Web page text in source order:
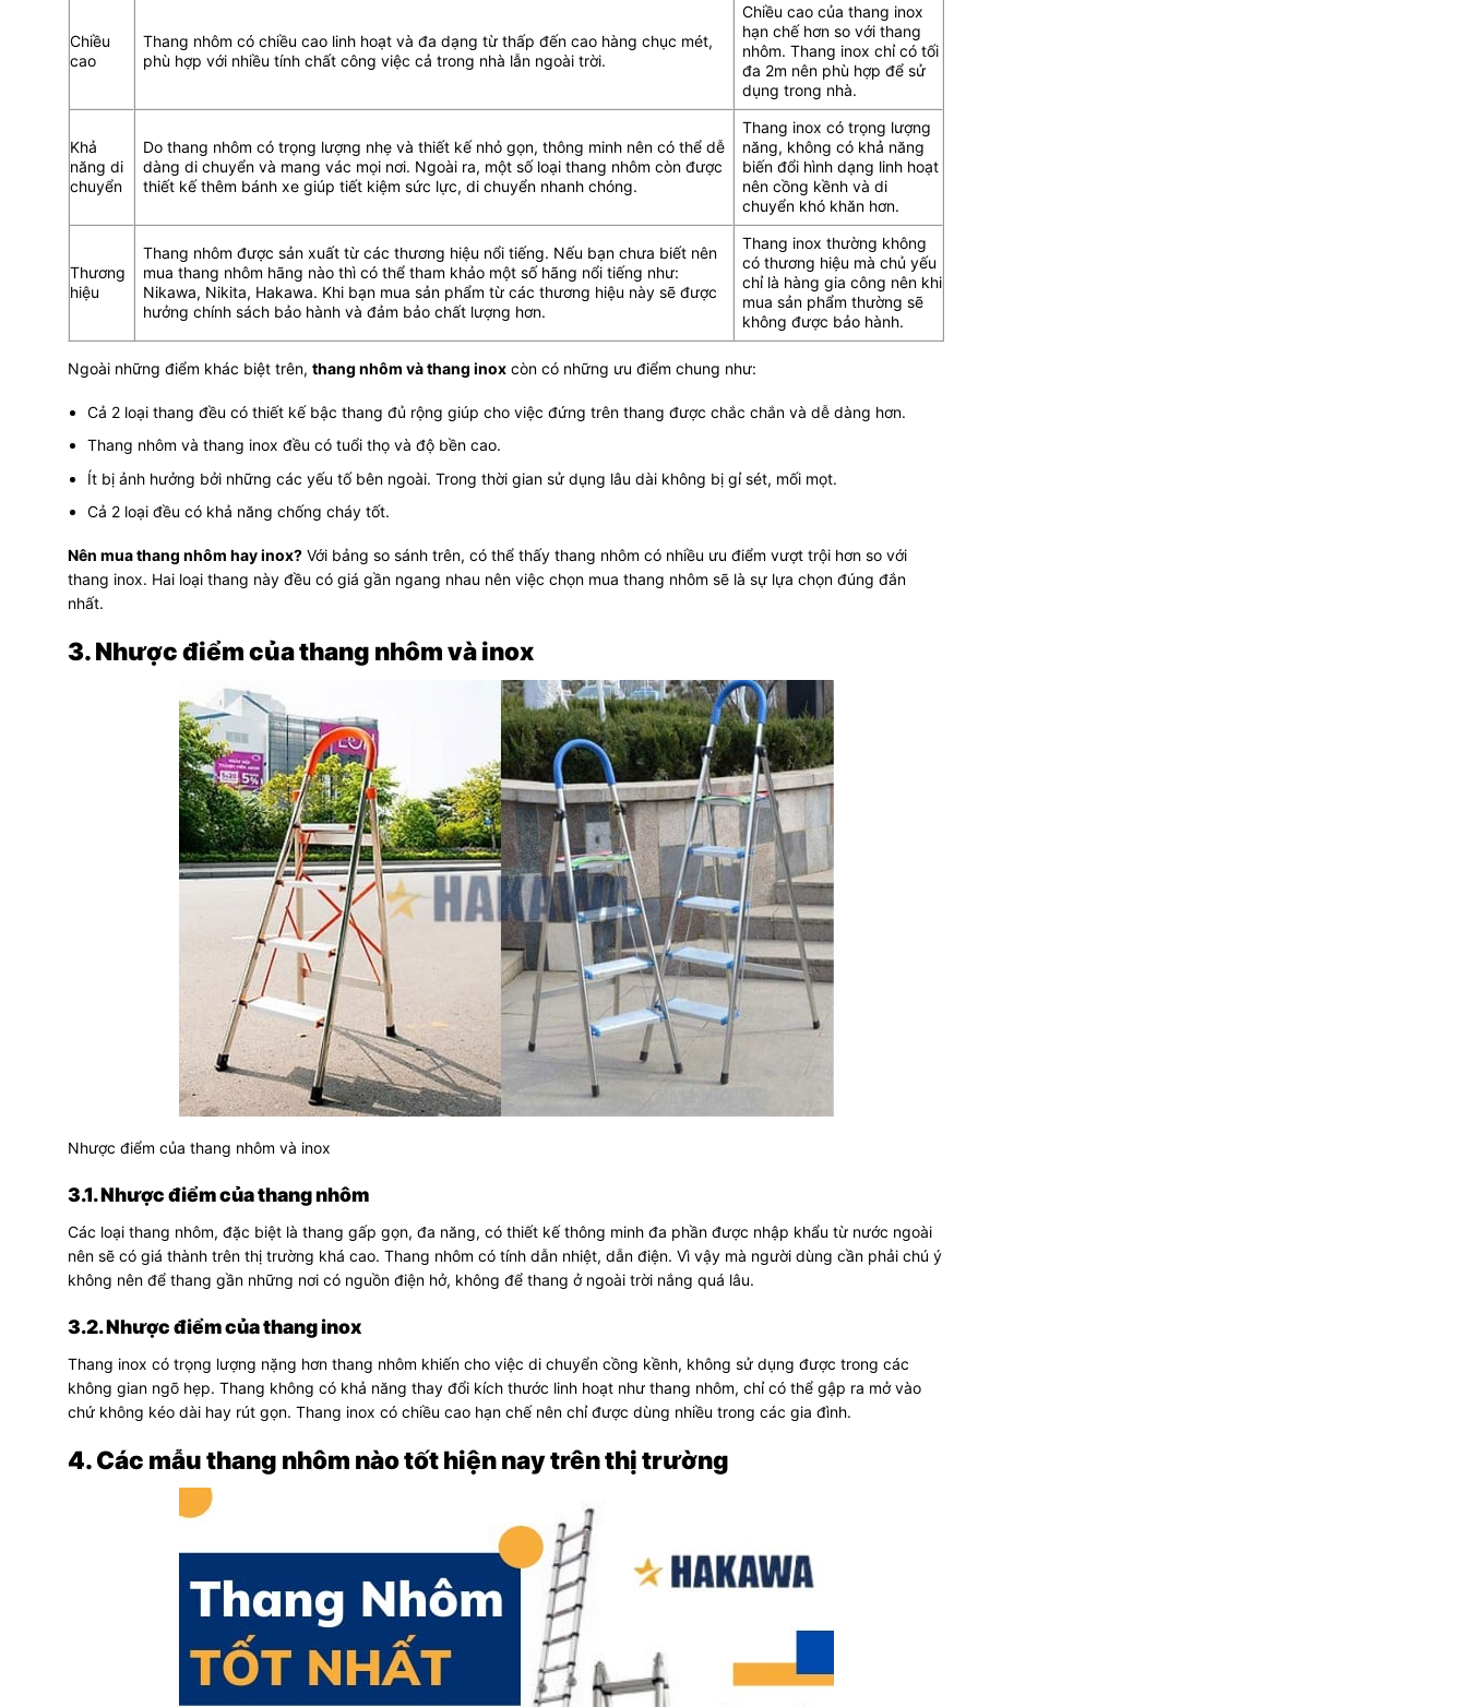
Chiều
cao
Thang nhôm có chiều cao linh hoạt và đa dạng từ thấp đến cao hàng chục mét,
phù hợp với nhiều tính chất công việc cả trong nhà lẫn ngoài trời.
Chiều cao của thang inox
hạn chế hơn so với thang
nhôm. Thang inox chỉ có tối
đa 2m nên phù hợp để sử
dụng trong nhà.
Khả
năng di
chuyển
Do thang nhôm có trọng lượng nhẹ và thiết kế nhỏ gọn, thông minh nên có thể dễ
dàng di chuyển và mang vác mọi nơi. Ngoài ra, một số loại thang nhôm còn được
thiết kế thêm bánh xe giúp tiết kiệm sức lực, di chuyển nhanh chóng.
Thang inox có trọng lượng
năng, không có khả năng
biến đổi hình dạng linh hoạt
nên cồng kềnh và di
chuyển khó khăn hơn.
Thương
hiệu
Thang nhôm được sản xuất từ các thương hiệu nổi tiếng. Nếu bạn chưa biết nên
mua thang nhôm hãng nào thì có thể tham khảo một số hãng nổi tiếng như:
Nikawa, Nikita, Hakawa. Khi bạn mua sản phẩm từ các thương hiệu này sẽ được
hưởng chính sách bảo hành và đảm bảo chất lượng hơn.
Thang inox thường không
có thương hiệu mà chủ yếu
chỉ là hàng gia công nên khi
mua sản phẩm thường sẽ
không được bảo hành.
Ngoài những điểm khác biệt trên, thang nhôm và thang inox còn có những ưu điểm chung như:
Cả 2 loại thang đều có thiết kế bậc thang đủ rộng giúp cho việc đứng trên thang được chắc chắn và dễ dàng hơn.
Thang nhôm và thang inox đều có tuổi thọ và độ bền cao.
Ít bị ảnh hưởng bởi những các yếu tố bên ngoài. Trong thời gian sử dụng lâu dài không bị gỉ sét, mối mọt.
Cả 2 loại đều có khả năng chống cháy tốt.
Nên mua thang nhôm hay inox? Với bảng so sánh trên, có thể thấy thang nhôm có nhiều ưu điểm vượt trội hơn so với
thang inox. Hai loại thang này đều có giá gần ngang nhau nên việc chọn mua thang nhôm sẽ là sự lựa chọn đúng đắn
nhất.
3. Nhược điểm của thang nhôm và inox
Nhược điểm của thang nhôm và inox
3.1. Nhược điểm của thang nhôm
Các loại thang nhôm, đặc biệt là thang gấp gọn, đa năng, có thiết kế thông minh đa phần được nhập khẩu từ nước ngoài
nên sẽ có giá thành trên thị trường khá cao. Thang nhôm có tính dẫn nhiệt, dẫn điện. Vì vậy mà người dùng cần phải chú ý
không nên để thang gần những nơi có nguồn điện hở, không để thang ở ngoài trời nắng quá lâu.
3.2. Nhược điểm của thang inox
Thang inox có trọng lượng nặng hơn thang nhôm khiến cho việc di chuyển cồng kềnh, không sử dụng được trong các
không gian ngõ hẹp. Thang không có khả năng thay đổi kích thước linh hoạt như thang nhôm, chỉ có thể gập ra mở vào
chứ không kéo dài hay rút gọn. Thang inox có chiều cao hạn chế nên chỉ được dùng nhiều trong các gia đình.
4. Các mẫu thang nhôm nào tốt hiện nay trên thị trường